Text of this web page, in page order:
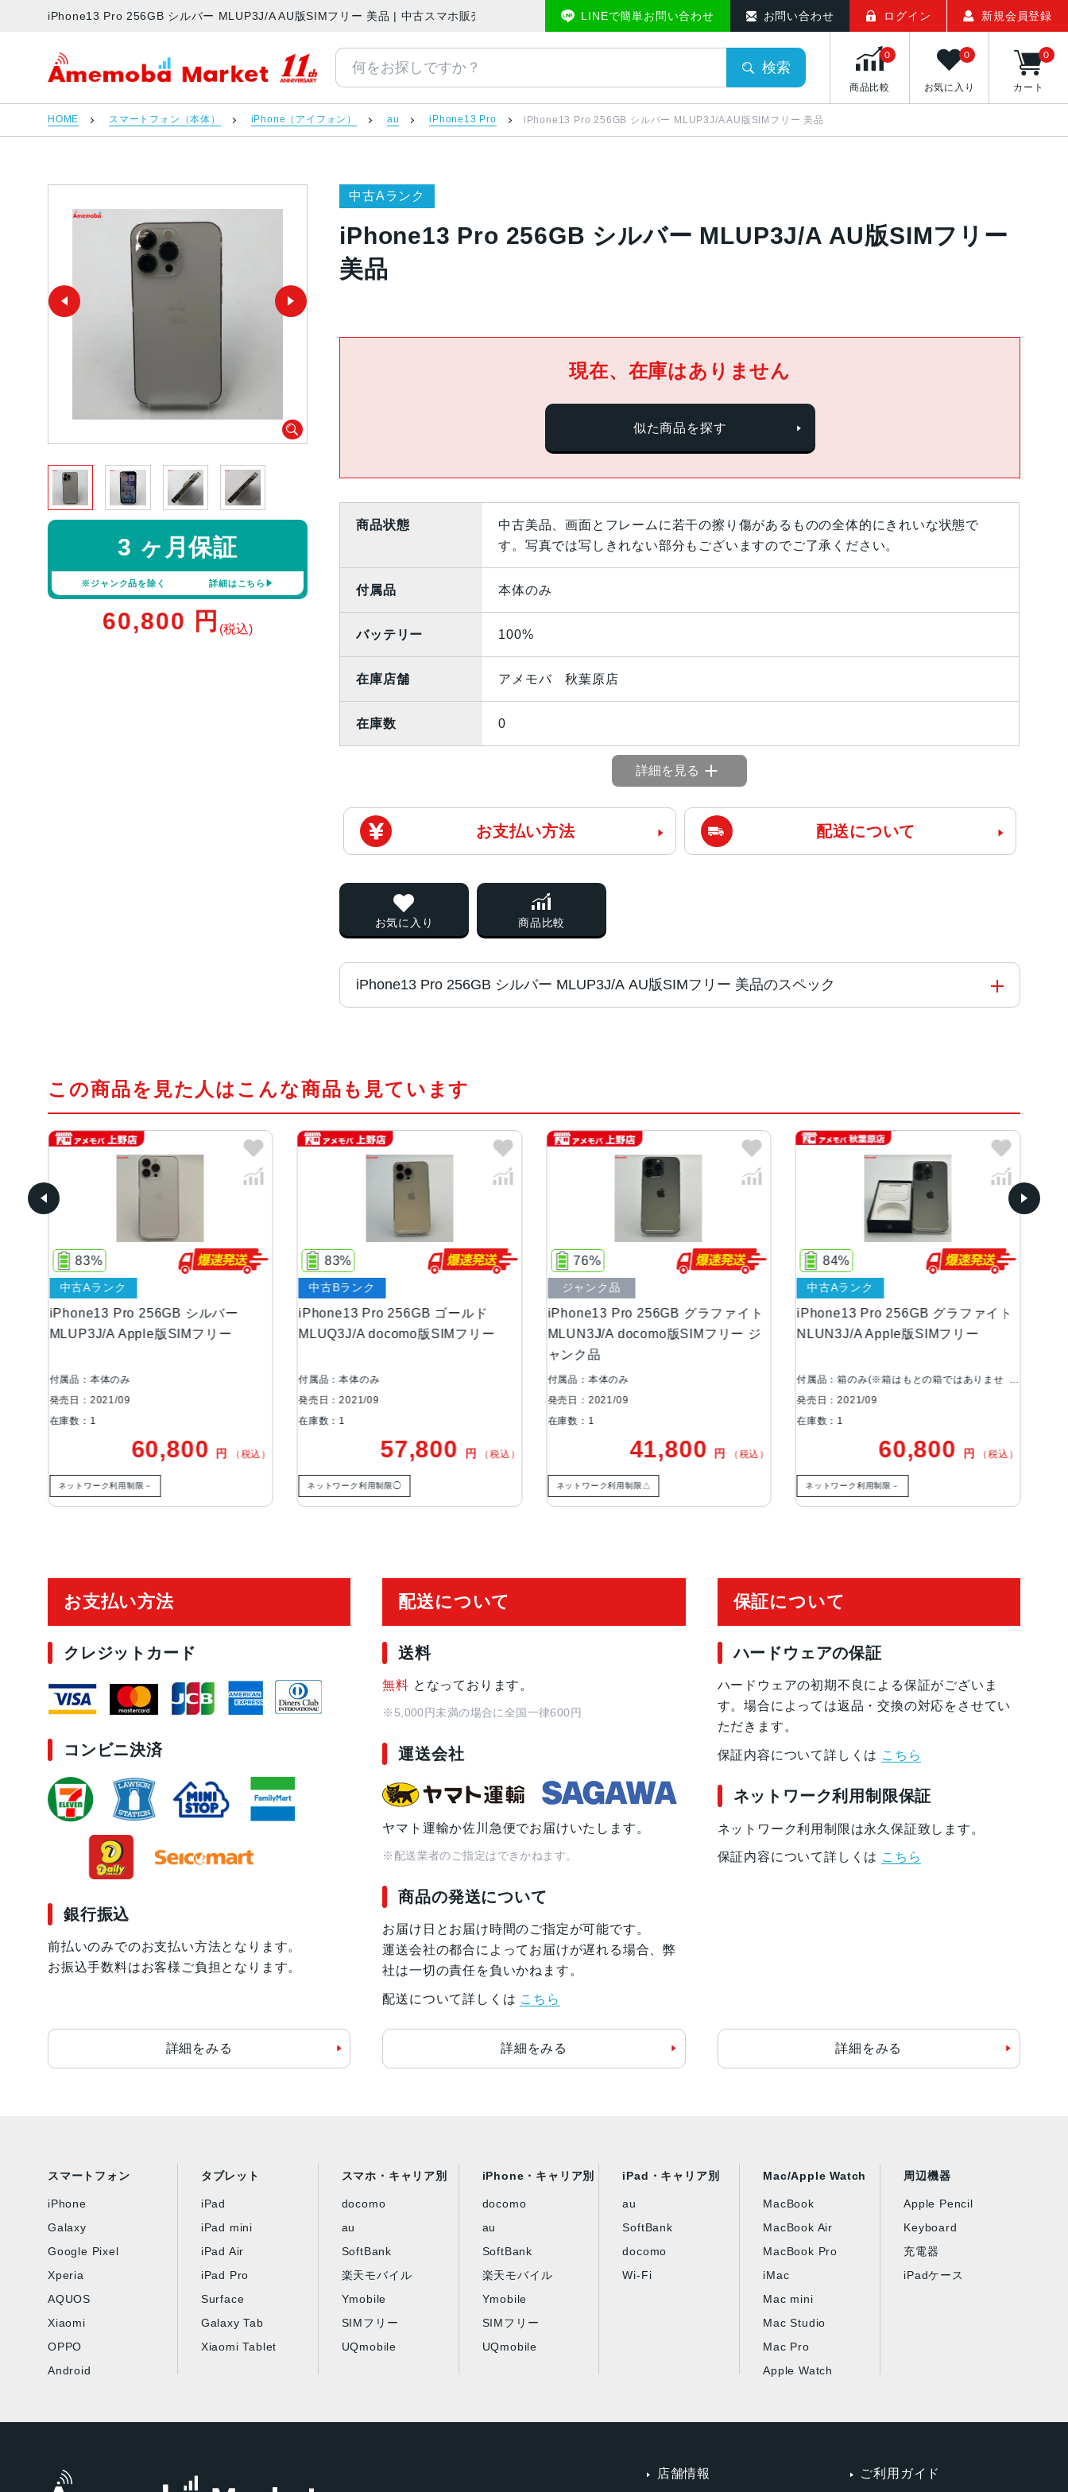
iPhone13 Pro 256GB シルバー MLUP3J/A AU版SIMフリー 美品 | 中古スマホ販売のアメモバマーケットLINEで簡単お問い合わせ お問い合わせ ログイン 新規会員登録
アメモバマーケット
検索
商品比較
0
お気に入り
0
カート
0
HOME スマートフォン（本体） iPhone（アイフォン） au iPhone13 Pro iPhone13 Pro 256GB シルバー MLUP3J/A AU版SIMフリー 美品
中古Aランク
iPhone13 Pro 256GB シルバー MLUP3J/A AU版SIMフリー
美品
3 ヶ月保証
※ジャンク品を除く 詳細はこちら
60,800 円 (税込)
現在、在庫はありません
似た商品を探す
商品状態
中古美品、画面とフレームに若干の擦り傷があるものの全体的にきれいな状態で
す。写真では写しきれない部分もございますのでご了承ください。
付属品 本体のみ
バッテリー 100%
在庫店舗 アメモバ 秋葉原店
在庫数 0
詳細を見る
お支払い方法 配送について
お気に入り 商品比較
iPhone13 Pro 256GB シルバー MLUP3J/A AU版SIMフリー 美品のスペック
カラー グラファイト、ゴールド、シルバー、シエラブルー、アルパイングリーン
容量 128GB、256GB、512GB、1TB
サイズ・重さ 146.7×71.5×7.65mm ・203g
液晶 6.1インチ（対角）オールスクリーンOLEDディスプレイ
防沫性能、耐水性
能、防塵性能
IEC規格60529にもとづくIP68等級（最大水深6メートルで最大30分間）
Pro 12MPカメラシステム：望遠、広角、超広角カメラ望遠：ƒ/2.8絞り値広角：ƒ/1.
5絞り値超広角：ƒ/1.8絞り値と120°視野角3倍の光学ズームイン、2倍の光学ズーム
アウト、6倍の光学ズームレンジ最大15倍のデジタルズーム
TrueDepthカメラ 12MPカメラƒ/2.2絞り値
生体認証 TrueDepthカメラによる顔認識の有効化
この商品を見た人はこんな商品も見ています
ルバー
iPhone13 Pro 256GB ゴールド
MLUQ3J/A docomo版SIMフリー
中古Bランク
付属品：本体のみ
発売日：2021/09
57,800
ネットワーク利用制限◯
iPhone13 Pro 256GB グラファイト
MLUN3J/A docomo版SIMフリー ジ
付属品：本体のみ
発売日：2021/09
41,800
ネットワーク利用制限△
iPhone13 Pro 256GB グラファイト
NLUN3J/A Apple版SIMフリー
付属品：箱のみ(※箱はもとの箱ではありませ
ん。)
発売日：2021/09
60,800
ネットワーク利用制限－
iPhone13 Pro 256GB シエラブル
MLUU3J/A SoftBank版SIMフリー
中古Cランク
付属品：本体のみ
発売日：2021/09
52,800
ネットワーク利用制限△
お支払い方法
クレジットカード
コンビニ決済
銀行振込
前払いのみでのお支払い方法となります。
お振込手数料はお客様ご負担となります。
詳細をみる
配送について
送料
無料 となっております。
※5,000円未満の場合に全国一律600円
運送会社
ヤマト運輸か佐川急便でお届けいたします。
※配送業者のご指定はできかねます。
商品の発送について
お届け日とお届け時間のご指定が可能です。
運送会社の都合によってお届けが遅れる場合、弊
社は一切の責任を負いかねます。
配送について詳しくは こちら
詳細をみる
保証について
ハードウェアの保証
ハードウェアの初期不良による保証がございま
す。場合によっては返品・交換の対応をさせてい
ただきます。
保証内容について詳しくは こちら
ネットワーク利用制限保証
ネットワーク利用制限は永久保証致します。
保証内容について詳しくは こちら
詳細をみる
スマートフォン
iPhone
Galaxy
Google Pixel
Xperia
AQUOS
Xiaomi
OPPO
Android
タブレット
iPad
iPad mini
iPad Air
iPad Pro
Surface
Galaxy Tab
Xiaomi Tablet
スマホ・キャリア別
docomo
au
SoftBank
楽天モバイル
Ymobile
SIMフリー
UQmobile
iPhone・キャリア別
docomo
au
SoftBank
楽天モバイル
Ymobile
SIMフリー
UQmobile
iPad・キャリア別
au
SoftBank
docomo
Wi-Fi
Mac/Apple Watch
MacBook
MacBook Air
MacBook Pro
iMac
Mac mini
Mac Studio
Mac Pro
Apple Watch
周辺機器
Apple Pencil
Keyboard
充電器
iPadケース
店舗情報 ご利用ガイド